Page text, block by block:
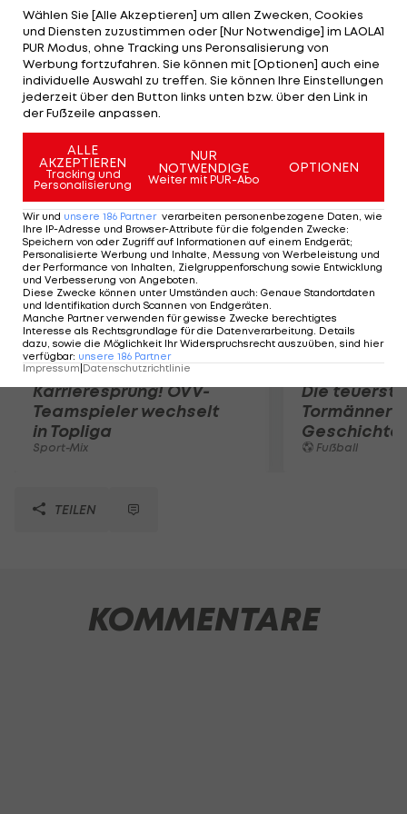
Hannes Artner auf 65:65 ausgleichen, die Overtime
erreichen und noch 77:75 gewinnen. Topscorer sind
Chaney (20), Hinson (16), Boxley (15), Artner (12) bzw.
Ray (24), Stazic (13) und Francois (12). Das
entscheidende Spiel 5 steigt am Mittwoch im
Schwechater Multiversum.
Mehr zum Thema
Karrieresprung! ÖVV-
Teamspieler wechselt
in Topliga
Sport-Mix
Die
Tormänner
Geschichte
Fußball
TEILEN
KOMMENTARE
Wählen Sie [Alle Akzeptieren] um allen Zwecken, Cookies
und Diensten zuzustimmen oder [Nur Notwendige] im LAOLA1
PUR Modus, ohne Tracking uns Peronsalisierung von
Werbung fortzufahren. Sie können mit [Optionen] auch eine
individuelle Auswahl zu treffen. Sie können Ihre Einstellungen
jederzeit über den Button links unten bzw. über den Link in
der Fußzeile anpassen.
ALLE
AKZEPTIEREN
Tracking und
Personalisierung
NUR
NOTWENDIGE
Weiter mit PUR-Abo
OPTIONEN
Wir und unsere 186 Partner verarbeiten personenbezogene Daten, wie
Ihre IP-Adresse und Browser-Attribute für die folgenden Zwecke:
Speichern von oder Zugriff auf Informationen auf einem Endgerät;
Personalisierte Werbung und Inhalte, Messung von Werbeleistung und
der Performance von Inhalten, Zielgruppenforschung sowie Entwicklung
und Verbesserung von Angeboten.
Diese Zwecke können unter Umständen auch: Genaue Standortdaten
und Identifikation durch Scannen von Endgeräten.
Manche Partner verwenden für gewisse Zwecke berechtigtes
Interesse als Rechtsgrundlage für die Datenverarbeitung. Details
dazu, sowie die Möglichkeit Ihr Widerspruchsrecht auszuüben, sind hier
verfügbar: unsere 186 Partner
Impressum Datenschutzrichtlinie